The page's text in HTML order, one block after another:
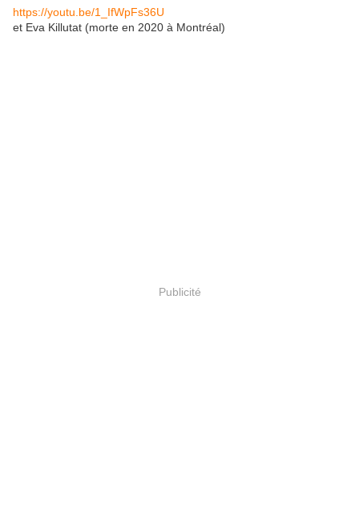
https://youtu.be/1_IfWpFs36U
et Eva Killutat (morte en 2020 à Montréal)
Publicité